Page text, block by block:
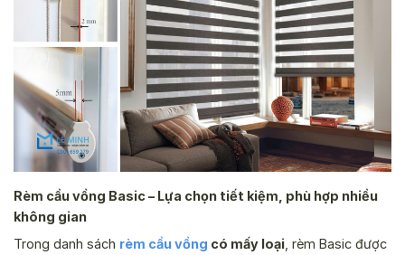
Rèm cầu vồng Basic – Lựa chọn tiết kiệm, phù hợp nhiều
không gian
Trong danh sách rèm cầu vồng có mấy loại , rèm Basic được